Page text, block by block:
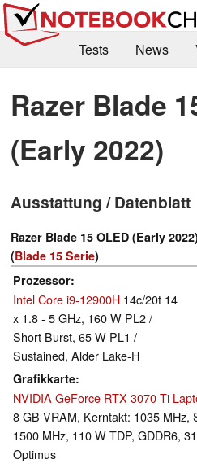
Tests News
Kaufberatung
Deals
Forum
Razer Blade
(Early 2022)
Ausstattung / Datenblatt
Razer Blade 15 OLED (Early 2022)
(Blade 15 Serie)
Prozessor
Intel Core i9-12900H 14c/20t 14
x 1.8 - 5 GHz, 160 W PL2 /
Short Burst, 65 W PL1 /
Sustained, Alder Lake-H
Grafikkarte
NVIDIA GeForce RTX 3070 Ti
8 GB VRAM, Kerntakt: 1035 MHz,
1500 MHz, 110 W TDP, GDDR6,
Optimus